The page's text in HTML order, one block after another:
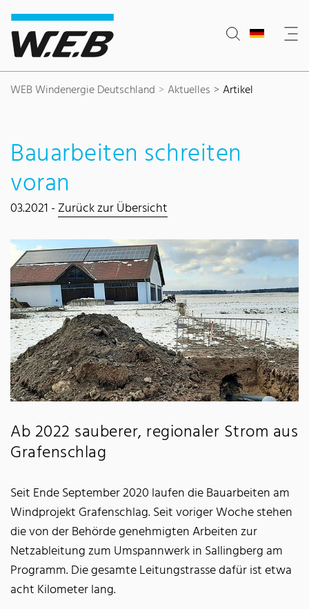
Inhaltsbereich
Suche
Hauptnavigation
Kontakt
Footer
WEB Windenergie Deutschland Aktuelles Artikel
Bauarbeiten schreiten
voran
03.2021 -Zurück zur Übersicht
Ab 2022 sauberer, regionaler Strom aus
Grafenschlag
Seit Ende September 2020 laufen die Bauarbeiten am
Windprojekt Grafenschlag. Seit voriger Woche stehen
die von der Behörde genehmigten Arbeiten zur
Netzableitung zum Umspannwerk in Sallingberg am
Programm. Die gesamte Leitungstrasse dafür ist etwa
acht Kilometer lang.